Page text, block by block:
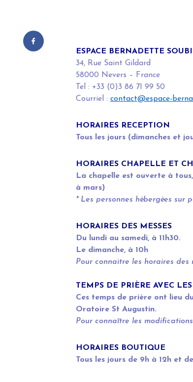
ESPACE BERNADETTE
34, Rue Saint Gildard
58000 Nevers – France
Tel : +33 (0)3 86 71 99 50
Courriel : contact@espace-
HORAIRES RECEPTION
Tous les jours (dimanches et
HORAIRES CHAPELLE ET
La chapelle est ouverte à
à mars)
* Les personnes hébergées sur
HORAIRES DES MESSES
Du lundi au samedi, à 11h30.
Le dimanche, à 10h
Pour connaitre les horaires des
TEMPS DE PRIÈRE AVEC
Ces temps de prière ont lieu
Oratoire St Augustin.
Pour connaître les
HORAIRES BOUTIQUE
Tous les jours de 9h à 12h et